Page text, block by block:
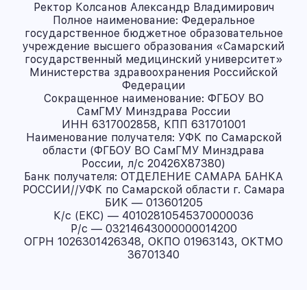
Ректор Колсанов Александр Владимирович
Полное наименование: Федеральное
государственное бюджетное образовательное
учреждение высшего образования «Самарский
государственный медицинский университет»
Министерства здравоохранения Российской
Федерации
Сокращенное наименование: ФГБОУ ВО
СамГМУ Минздрава России
ИНН 6317002858, КПП 631701001
Наименование получателя: УФК по Самарской
области (ФГБОУ ВО СамГМУ Минздрава
России, л/с 20426X87380)
Банк получателя: ОТДЕЛЕНИЕ САМАРА БАНКА
РОССИИ//УФК по Самарской области г. Самара
БИК — 013601205
К/с (ЕКС) — 40102810545370000036
Р/с — 03214643000000014200
ОГРН 1026301426348, ОКПО 01963143, ОКТМО
36701340